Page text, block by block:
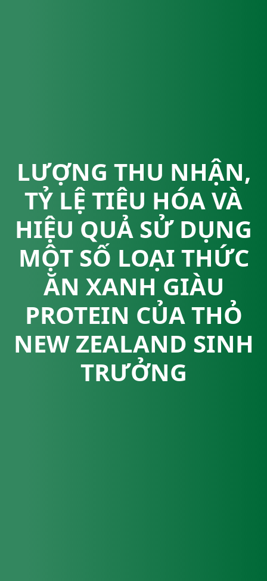
LƯỢNG THU NHẬN,
TỶ LỆ TIÊU HÓA VÀ
HIỆU QUẢ SỬ DỤNG
MỘT SỐ LOẠI THỨC
ĂN XANH GIÀU
PROTEIN CỦA THỎ
NEW ZEALAND SINH
TRƯỞNG